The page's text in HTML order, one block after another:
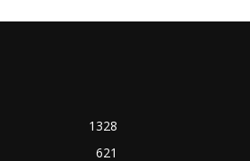
1328
621